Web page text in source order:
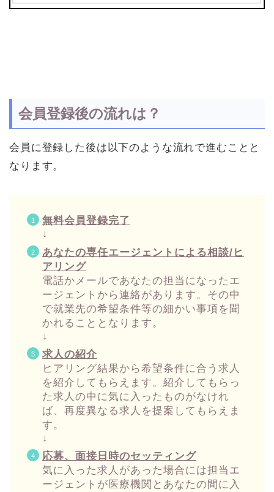
会員登録後の流れは？
会員に登録した後は以下のような流れで進むことと
なります。
無料会員登録完了
↓
あなたの専任エージェントによる相談/ヒ
アリング
電話かメールであなたの担当になったエ
ージェントから連絡があります。その中
で就業先の希望条件等の細かい事項を聞
かれることとなります。
↓
求人の紹介
ヒアリング結果から希望条件に合う求人
を紹介してもらえます。紹介してもらっ
た求人の中に気に入ったものがなけれ
ば、再度異なる求人を提案してもらえま
す。
↓
応募、面接日時のセッティング
気に入った求人があった場合には担当エ
ージェントが医療機関とあなたの間に入